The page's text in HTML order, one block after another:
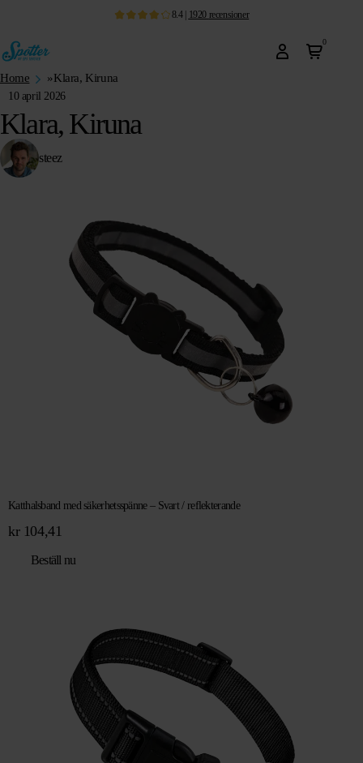
8.4| 1920 recensioner
0
Home »Klara, Kiruna
10 april 2026
Klara, Kiruna
steez
Katthalsband med säkerhetsspänne – Svart / reflekterande
kr104,41
Beställ nu